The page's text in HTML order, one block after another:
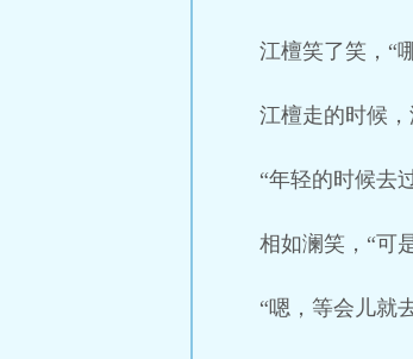
江檀笑了笑，“
江檀走的时候
“年轻的时候去
相如澜笑，“可
“嗯，等会儿就